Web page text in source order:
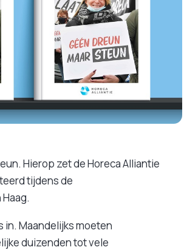
Hierop zet de Horeca Alliantie
tijdens de
Maandelijks moeten
duizenden tot vele